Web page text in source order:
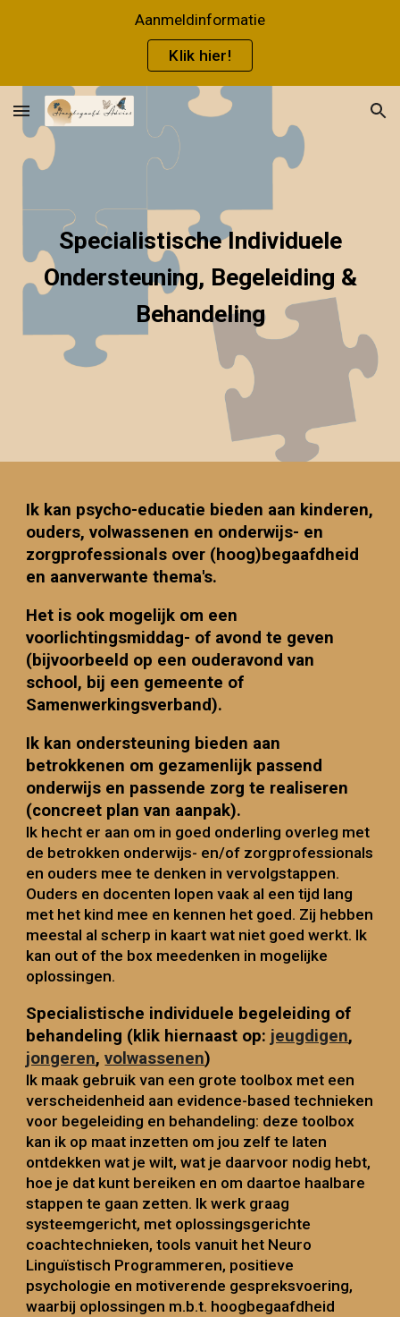
Aanmeldinformatie
Klik hier!
Specialistische Individuele
Ondersteuning, Begeleiding &
Behandeling
Ik kan psycho-educatie bieden aan kinderen,
ouders, volwassenen en onderwijs- en
zorgprofessionals over (hoog)begaafdheid
en aanverwante thema's.
Het is ook mogelijk om een
voorlichtingsmiddag- of avond te geven
(bijvoorbeeld op een ouderavond van
school, bij een gemeente of
Samenwerkingsverband).
Ik kan ondersteuning bieden aan
betrokkenen om gezamenlijk passend
onderwijs en passende zorg te realiseren
(concreet plan van aanpak).
Ik hecht er aan om in goed onderling overleg met
de betrokken onderwijs- en/of zorgprofessionals
en ouders mee te denken in vervolgstappen.
Ouders en docenten lopen vaak al een tijd lang
met het kind mee en kennen het goed. Zij hebben
meestal al scherp in kaart wat niet goed werkt. Ik
kan out of the box meedenken in mogelijke
oplossingen.
Specialistische individuele begeleiding of
behandeling (klik hiernaast op: jeugdigen,
jongeren,volwassenen)
Ik maak gebruik van een grote toolbox met een
verscheidenheid aan evidence-based technieken
voor begeleiding en behandeling: deze toolbox
kan ik op maat inzetten om jou zelf te laten
ontdekken wat je wilt, wat je daarvoor nodig hebt,
hoe je dat kunt bereiken en om daartoe haalbare
stappen te gaan zetten. Ik werk graag
systeemgericht, met oplossingsgerichte
coachtechnieken, tools vanuit het Neuro
Linguïstisch Programmeren, positieve
psychologie en motiverende gespreksvoering,
waarbij oplossingen m.b.t. hoogbegaafdheid